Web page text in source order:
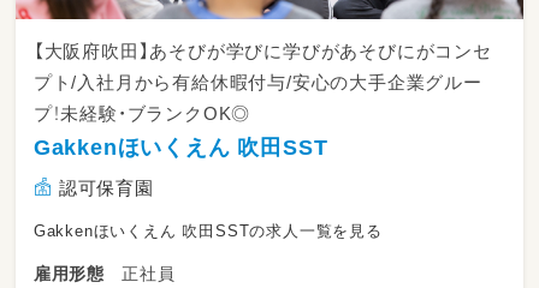
【大阪府吹田】あそびが学びに学びがあそびにがコンセ
プト/入社月から有給休暇付与/安心の大手企業グルー
プ！未経験・ブランクOK◎
Gakkenほいくえん 吹田SST
認可保育園
Gakkenほいくえん 吹田SSTの求人一覧を見る
雇用形態
正社員